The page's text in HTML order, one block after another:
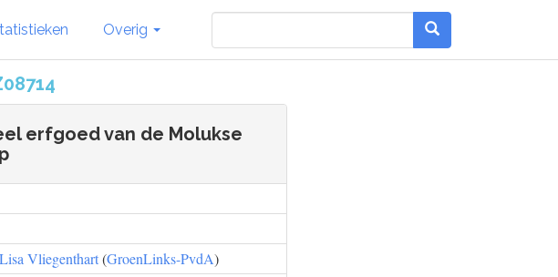
Overig
erfgoed van de Molukse
Lisa Vliegenthart(GroenLinks-PvdA)